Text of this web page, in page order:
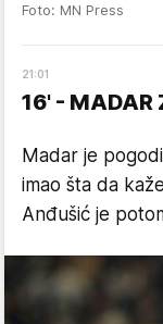
Foto: MN Press
21 :01
16' - MADAR
Madar je
imao šta da
Anđušić je